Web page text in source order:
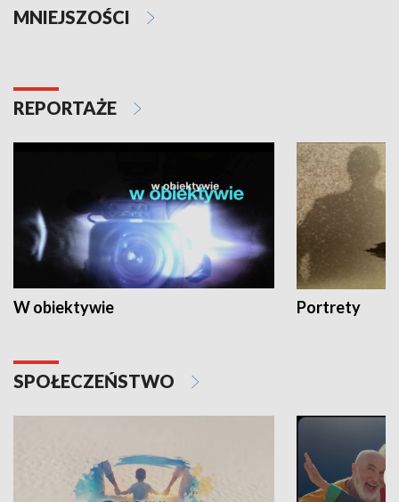
MNIEJSZOŚCI
REPORTAŻE
W obiektywie Portrety
SPOŁECZEŃSTWO